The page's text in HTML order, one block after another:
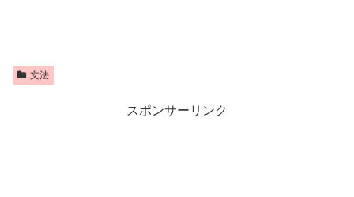
文法
スポンサーリンク